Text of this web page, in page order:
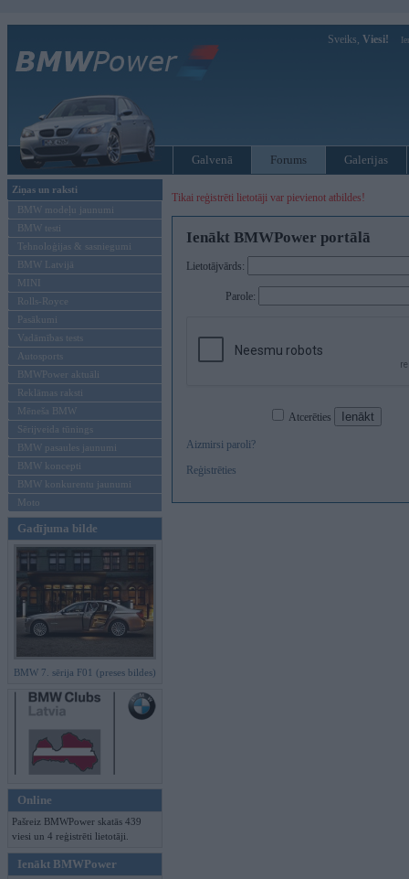
Sveiks, Viesi!
Galvenā Forums Galerijas
Ziņas un raksti
BMW modeļu jaunumi
BMW testi
Tehnoloģijas & sasniegumi
BMW Latvijā
MINI
Rolls-Royce
Pasākumi
Vadāmības tests
Autosports
BMWPower aktuāli
Reklāmas raksti
Mēneša BMW
Sērijveida tūnings
BMW pasaules jaunumi
BMW koncepti
BMW konkurentu jaunumi
Moto
Gadījuma bilde
BMW 7. sērija F01 (preses bildes)
Online
Pašreiz BMWPower skatās 439
viesi un 4 reģistrēti lietotāji.
Ienākt BMWPower
Tikai reģistrēti lietotāji var pievienot atbildes!
Ienākt BMWPower portālā
Lietotājvārds:
Parole:
Atcerēties
Aizmirsi paroli?
Reģistrēties